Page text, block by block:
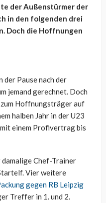
der Außenstürmer der
in den folgenden drei
Doch die Hoffnungen
der Pause nach der
jemand gerechnet. Doch
Hoffnungsträger auf
halben Jahr in der U23
einem Profivertrag bis
Chef-Trainer
Vier weitere
gegen RB Leipzig
Treffer in 1. und 2.